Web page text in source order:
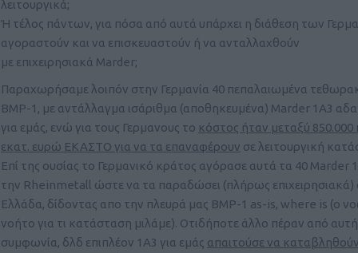
λειτουργικά;
Ή τέλος πάντων, για πόσα από αυτά υπάρχει η διάθεση των
αγοραστούν και να επισκευαστούν ή να ανταλλαχθούν
με επιχειρησιακά Marder;
Παραχωρήσαμε λοιπόν στην Γερμανία 40 πεπαλαιωμένα
BMP-1, με αντάλλαγμα ισάριθμα (αποθηκευμένα) Marder 1A3
για εμάς, ενώ για τους Γερμανους το κόστος ήταν μεταξύ 850.000
εκατ. ευρώ ΕΚΑΣΤΟ για να τα επαναφέρουν σε λειτουργική
Επί της ουσίας το Γερμανικό κράτος αγόρασε αυτά τα 40 Marder
την Rheinmetall ώστε να τα παραδώσει (πλήρως επιχειρησιακά)
Ελλάδα, δίδοντας απο την πλευρά μας BMP-1 as-is, where is (ο
νοήτο για τι κατάσταση μιλάμε). Οτιδήποτε άλλο πέραν από
συμφωνία, δλδ επιπλέον 1A3 για εμάς απαιτούσε να